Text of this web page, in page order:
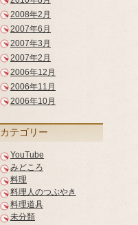
2008年2月
2007年6月
2007年3月
2007年2月
2006年12月
2006年11月
2006年10月
カテゴリー
YouTube
みどころ
料理
料理人のつぶやき
料理道具
未分類